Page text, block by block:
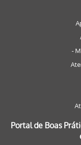
-
Portal de Boas